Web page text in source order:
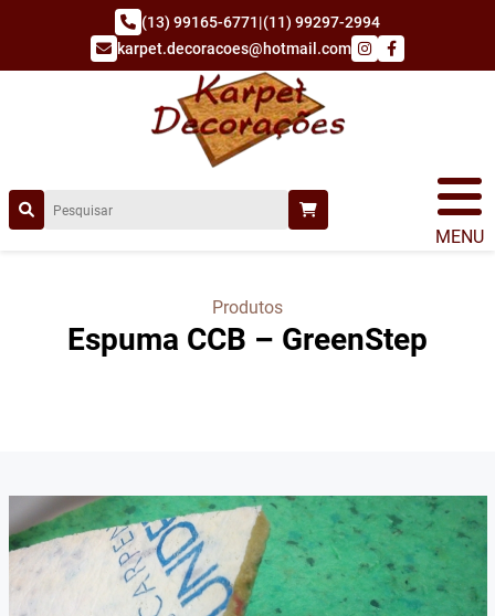
(13) 99165-6771|(11) 99297-2994
karpet.decoracoes@hotmail.com
MENU
Produtos
Espuma CCB – GreenStep